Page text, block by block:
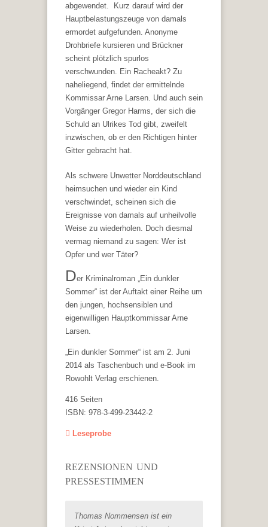
abgewendet. Kurz darauf wird der
Hauptbelastungszeuge von damals
ermordet aufgefunden. Anonyme
Drohbriefe kursieren und Brückner
scheint plötzlich spurlos
verschwunden. Ein Racheakt? Zu
naheliegend, findet der ermittelnde
Kommissar Arne Larsen. Und auch sein
Vorgänger Gregor Harms, der sich die
Schuld an Ulrikes Tod gibt, zweifelt
inzwischen, ob er den Richtigen hinter
Gitter gebracht hat.
Als schwere Unwetter Norddeutschland
heimsuchen und wieder ein Kind
verschwindet, scheinen sich die
Ereignisse von damals auf unheilvolle
Weise zu wiederholen. Doch diesmal
vermag niemand zu sagen: Wer ist
Opfer und wer Täter?
Der Kriminalroman „Ein dunkler
Sommer“ ist der Auftakt einer Reihe um
den jungen, hochsensiblen und
eigenwilligen Hauptkommissar Arne
Larsen.
„Ein dunkler Sommer“ ist am 2. Juni
2014 als Taschenbuch und e-Book im
Rowohlt Verlag erschienen.
416 Seiten
ISBN: 978-3-499-23442-2
Leseprobe
REZENSIONEN UND
PRESSESTIMMEN
Thomas Nommensen ist ein